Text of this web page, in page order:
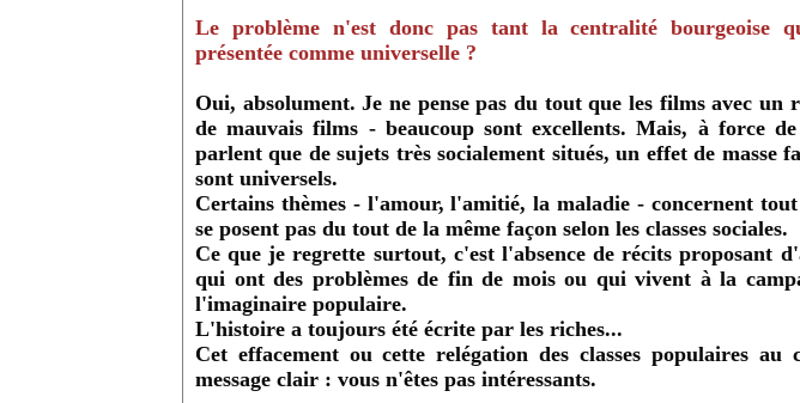
Le problème n'est donc pas tant la centralité bourgeoise
présentée comme universelle ?
Oui, absolument. Je ne pense pas du tout que les films avec un
de mauvais films - beaucoup sont excellents. Mais, à force
parlent que de sujets très socialement situés, un effet de masse
sont universels.
Certains thèmes - l'amour, l'amitié, la maladie - concernent
se posent pas du tout de la même façon selon les classes sociales.
Ce que je regrette surtout, c'est l'absence de récits proposant
qui ont des problèmes de fin de mois ou qui vivent à la
l'imaginaire populaire.
L'histoire a toujours été écrite par les riches...
Cet effacement ou cette relégation des classes populaires au
message clair : vous n'êtes pas intéressants.